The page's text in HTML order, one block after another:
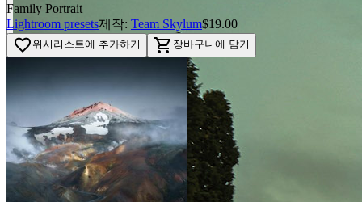
BEFORE
arrow_back_ios
arrow_forward_ios
Family Portrait
Lightroom presets제작: Team Skylum$19.00
favorite_border 위시리스트에 추가하기 shopping_cart 장바구니에 담기